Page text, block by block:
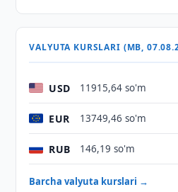
VALYUTA KURSLARI (MB,
USD 11915,64 so'm
EUR 13749,46 so'm
RUB 146,19 so'm
Barcha valyuta kurslari →